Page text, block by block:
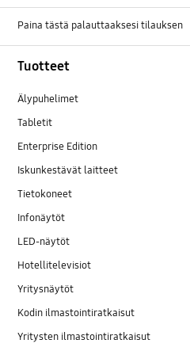
Paina tästä palauttaaksesi tilauksen
Tuotteet
Älypuhelimet
Tabletit
Enterprise Edition
Iskunkestävät laitteet
Tietokoneet
Infonäytöt
LED-näytöt
Hotellitelevisiot
Yritysnäytöt
Kodin ilmastointiratkaisut
Yritysten ilmastointiratkaisut